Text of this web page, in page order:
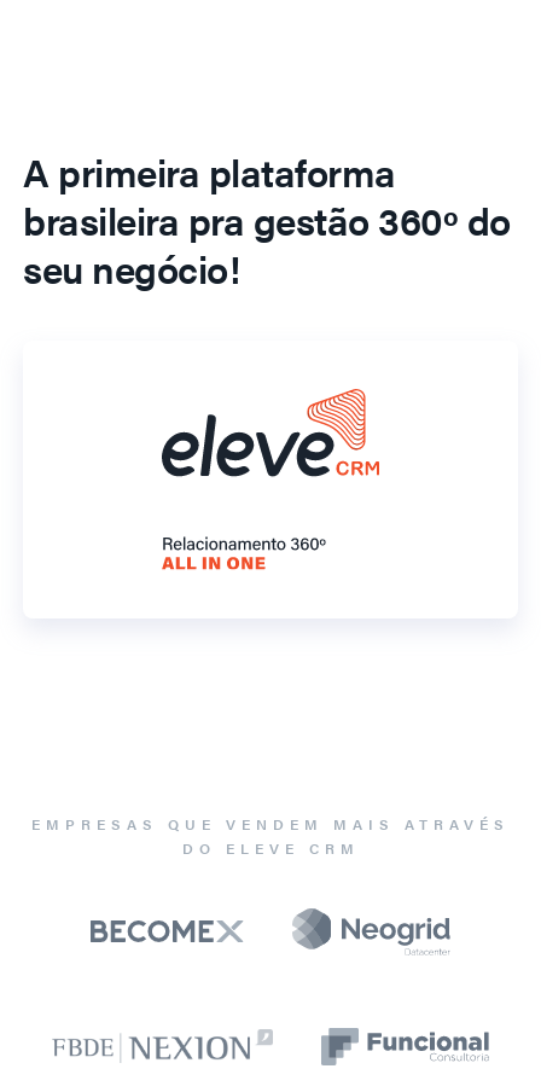
A primeira plataforma
brasileira pra gestão 360º do
seu negócio!
EMPRESAS QUE VENDEM MAIS ATRAVÉS
DO ELEVE CRM